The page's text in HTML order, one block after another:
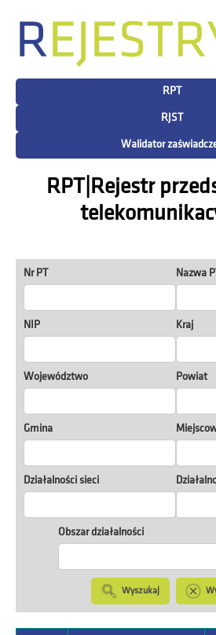
RPT
RJST
Walidator
RPT|Rejestr
Nr PT Nazwa
NIP Kraj
Województwo Powiat
Gmina
Działalności sieci
Obszar działalności
Wyszukaj